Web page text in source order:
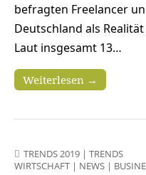
befragten Freelancer
Deutschland als
Laut insgesamt 13…
Weiterlesen →
TRENDS 2019 | TRENDS
WIRTSCHAFT | NEWS |